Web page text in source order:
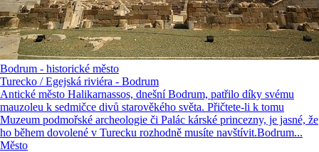
Bodrum - historické město
Turecko / Egejská riviéra - Bodrum
Antické město Halikarnassos, dnešní Bodrum, patřilo díky svému
mauzoleu k sedmičce divů starověkého světa. Přičtete-li k tomu
Muzeum podmořské archeologie či Palác kárské princezny, je jasné, že
ho během dovolené v Turecku rozhodně musíte navštívit.Bodrum...
Město